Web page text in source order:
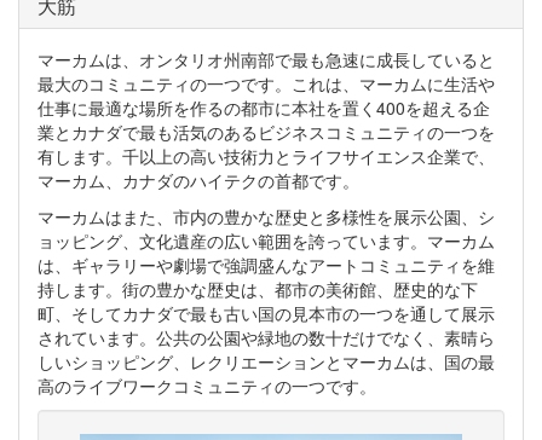
マーカムは、オンタリオ州南部で最も急速に成長していると
最大のコミュニティの一つです。これは、マーカムに生活や
仕事に最適な場所を作るの都市に本社を置く400を超える企
業とカナダで最も活気のあるビジネスコミュニティの一つを
有します。千以上の高い技術力とライフサイエンス企業で、
マーカム、カナダのハイテクの首都です。
マーカムはまた、市内の豊かな歴史と多様性を展示公園、シ
ョッピング、文化遺産の広い範囲を誇っています。マーカム
は、ギャラリーや劇場で強調盛んなアートコミュニティを維
持します。街の豊かな歴史は、都市の美術館、歴史的な下
町、そしてカナダで最も古い国の見本市の一つを通して展示
されています。公共の公園や緑地の数十だけでなく、素晴ら
しいショッピング、レクリエーションとマーカムは、国の最
高のライブワークコミュニティの一つです。